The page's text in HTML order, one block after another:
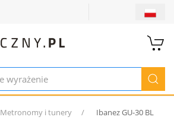
Metronomy i tunery Ibanez GU-30 BL